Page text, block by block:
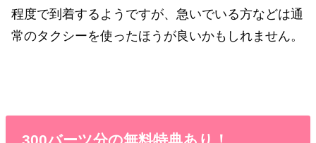
程度で到着するようですが、 急いでいる方などは通
常のタクシーを使ったほうが良いかもしれません。
300バーツ分の無料特典あり！